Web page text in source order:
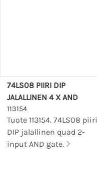
74LS08 PIIRI DIP
JALALLINEN 4 X AND
113154
Tuote 113154. 74LS08 piiri
DIP jalallinen quad 2-
input AND gate.